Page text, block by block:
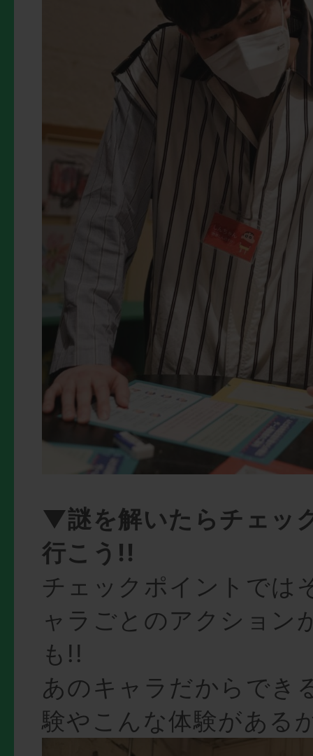
▼謎を解いたらチェッ
行こう!!
チェックポイントでは
ャラごとのアクション
も!!
あのキャラだからでき
験やこんな体験がある